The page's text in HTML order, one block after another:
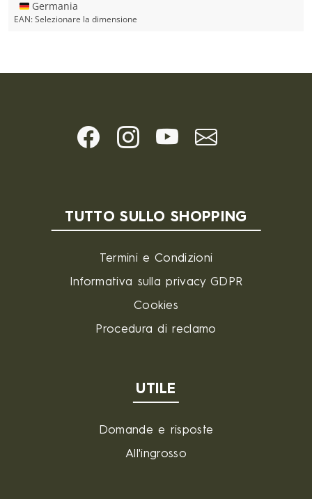
🇩🇪 Germania
EAN:Selezionare la dimensione
TUTTO SULLO SHOPPING
Termini e Condizioni
Informativa sulla privacy GDPR
Cookies
Procedura di reclamo
UTILE
Domande e risposte
All'ingrosso